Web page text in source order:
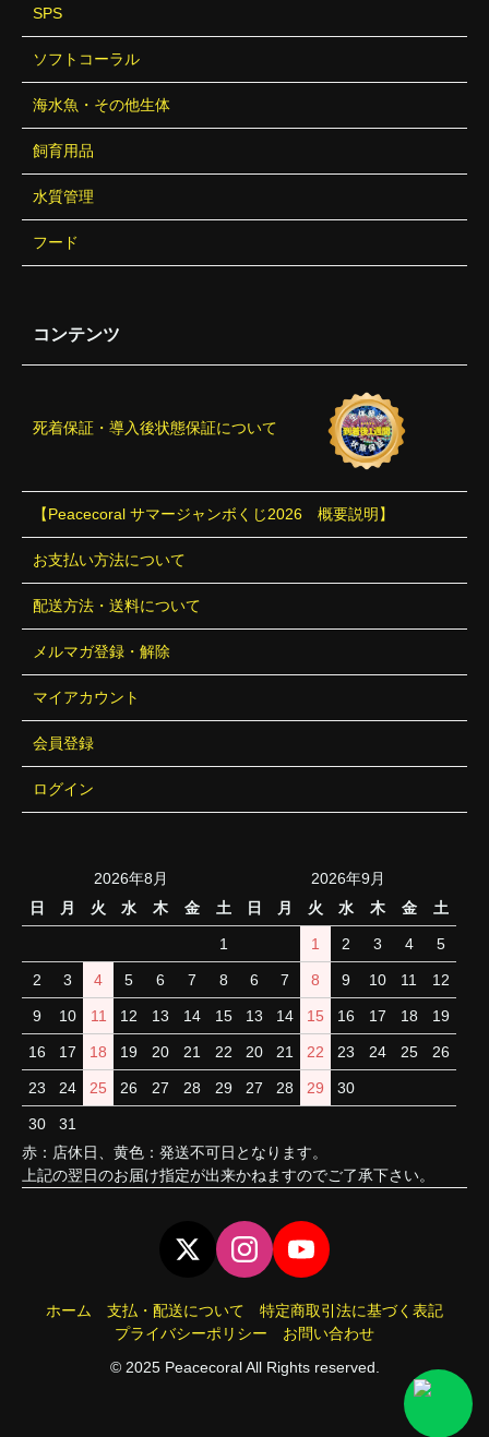
SPS
ソフトコーラル
海水魚・その他生体
飼育用品
水質管理
フード
コンテンツ
死着保証・導入後状態保証について
【Peacecoral サマージャンボくじ2026 概要説明】
お支払い方法について
配送方法・送料について
メルマガ登録・解除
マイアカウント
会員登録
ログイン
2026年8月
日
月 火 水 木 金 土
1
2 3 4 5 6 7 8
9 10 11 12 13 14 15
16 17 18 19 20 21 22
23 24 25 26 27 28 29
30 31
2026年9月
日
月 火 水 木 金 土
1 2 3 4 5
6 7 8 9 10 11 12
13 14 15 16 17 18 19
20 21 22 23 24 25 26
27 28 29 30
赤：店休日、黄色：発送不可日となります。
上記の翌日のお届け指定が出来かねますのでご了承下さい。
ホーム 支払・配送について
特定商取引法に基づく表記
プライバシーポリシー
お問い合わせ
© 2025 Peacecoral All Rights reserved.